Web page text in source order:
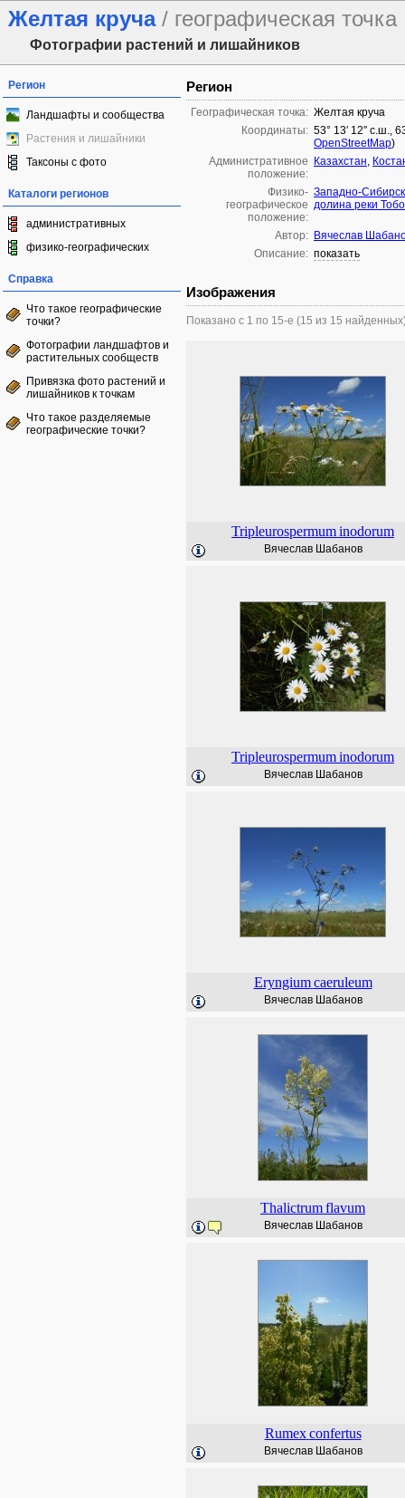
Желтая круча / географическая точка
Фотографии растений и лишайников
Регион
Ландшафты и сообщества
Растения и лишайники
Таксоны с фото
Каталоги регионов
административных
физико-географических
Справка
Что такое географические
точки?
Фотографии ландшафтов и
растительных сообществ
Привязка фото растений и
лишайников к точкам
Что такое разделяемые
географические точки?
Регион
Географическая точка: Желтая круча
Координаты: 53° 13′ 12″ с.ш.,
OpenStreetMap)
Административное
положение:
Казахстан,
Физико-
географическое
положение:
Западно-
долина реки
Автор: Вячеслав
Описание: показать
Изображения
Показано с 1 по 15-е (15 из 15
Tripleurospermuminodorum
Вячеслав Шабанов
Tripleurospermuminodorum
Вячеслав Шабанов
Eryngium caeruleum
Вячеслав Шабанов
Thalictrumflavum
Вячеслав Шабанов
Rumex confertus
Вячеслав Шабанов